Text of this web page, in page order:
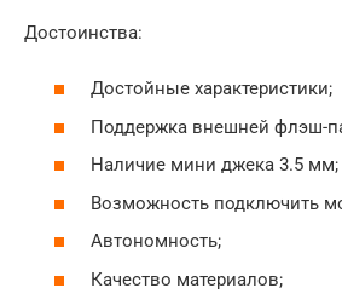
Достоинства:
Достойные характеристики;
Поддержка внешней флэш-
Наличие мини джека 3.5 мм;
Возможность подключить
Автономность;
Качество материалов;